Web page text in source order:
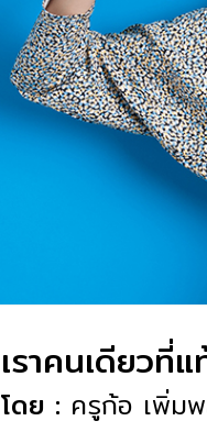
เราคนเดียวที่
โดย : ครูก้อ เพิ่ม